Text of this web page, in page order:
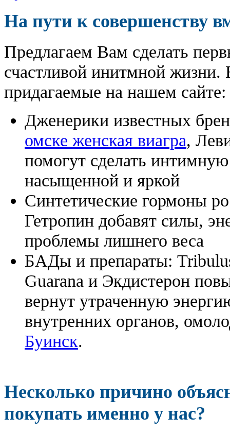
На пути к совершенству
Предлагаем Вам сделать
счастливой инитмной жизни.
придагаемые на нашем сайте:
Дженерики известных
омске женская виагра,
помогут сделать
насыщенной и яркой
Синтетические гормоны
Гетропин добавят силы,
проблемы лишнего веса
БАДы и препараты:
Guarana и Экдистерон
вернут утраченную
внутренних органов,
Буинск.
Несколько причино
покупать именно у нас?